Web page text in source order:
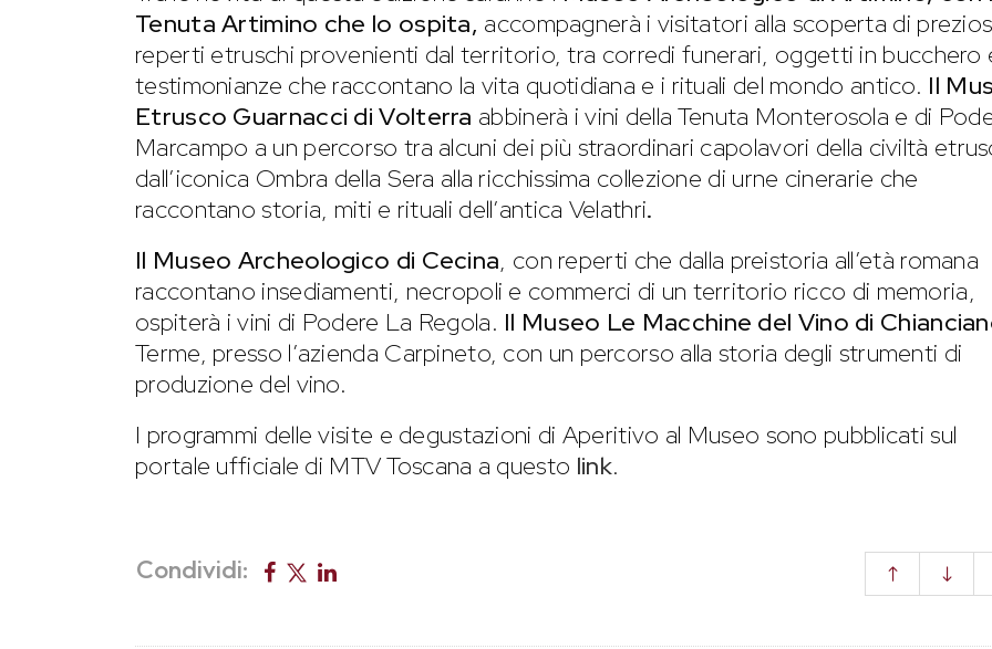
Tenuta Artimino che lo ospita, accompagnerà i visitatori alla scoperta di
reperti etruschi provenienti dal territorio, tra corredi funerari, oggetti in bucchero
testimonianze che raccontano la vita quotidiana e i rituali del mondo antico. Il
Etrusco Guarnacci di Volterra abbinerà i vini della Tenuta Monterosola e di
Marcampo a un percorso tra alcuni dei più straordinari capolavori della civiltà
dall’iconica Ombra della Sera alla ricchissima collezione di urne cinerarie che
raccontano storia, miti e rituali dell’antica Velathri.
Il Museo Archeologico di Cecina, con reperti che dalla preistoria all’età romana
raccontano insediamenti, necropoli e commerci di un territorio ricco di memoria,
ospiterà i vini di Podere La Regola. Il Museo Le Macchine del Vino di
Terme, presso l’azienda Carpineto, con un percorso alla storia degli strumenti di
produzione del vino.
I programmi delle visite e degustazioni di Aperitivo al Museo sono pubblicati sul
portale ufficiale di MTV Toscana a questo link.
Condividi: